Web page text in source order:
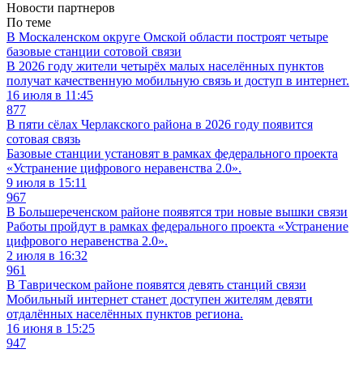
Новости партнеров
По теме
В Москаленском округе Омской области построят четыре
базовые станции сотовой связи
В 2026 году жители четырёх малых населённых пунктов
получат качественную мобильную связь и доступ в интернет.
16 июля в 11:45
877
В пяти сёлах Черлакского района в 2026 году появится
сотовая связь
Базовые станции установят в рамках федерального проекта
«Устранение цифрового неравенства 2.0».
9 июля в 15:11
967
В Большереченском районе появятся три новые вышки связи
Работы пройдут в рамках федерального проекта «Устранение
цифрового неравенства 2.0».
2 июля в 16:32
961
В Таврическом районе появятся девять станций связи
Мобильный интернет станет доступен жителям девяти
отдалённых населённых пунктов региона.
16 июня в 15:25
947